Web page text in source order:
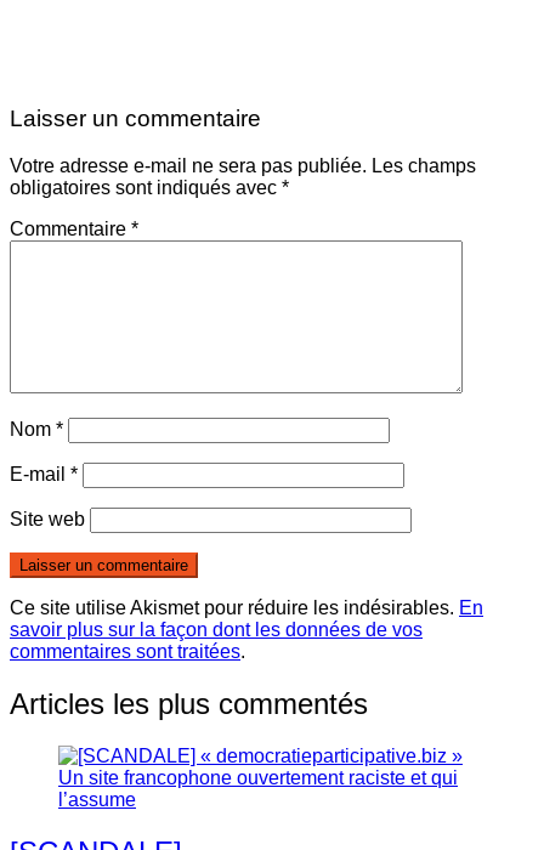
Laisser un commentaire
Votre adresse e-mail ne sera pas publiée. Les champs
obligatoires sont indiqués avec *
Commentaire *
Nom *
E-mail *
Site web
Ce site utilise Akismet pour réduire les indésirables. En
savoir plus sur la façon dont les données de vos
commentaires sont traitées.
Articles les plus commentés